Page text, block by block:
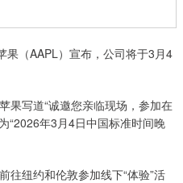
（AAPL）宣布，公司将于3月4
写道“诚邀您亲临现场，参加在
“2026年3月4日中国标准时间晚
纽约和伦敦参加线下“体验”活